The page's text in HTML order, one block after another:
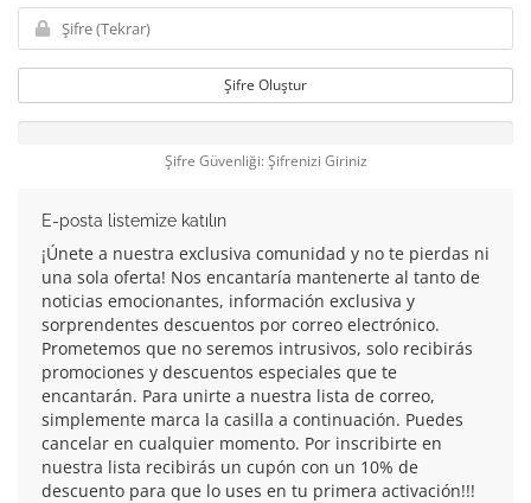
Şifre Oluştur
Şifre Güvenliği: Şifrenizi Giriniz
E-posta listemize katılın
¡Únete a nuestra exclusiva comunidad y no te pierdas ni
una sola oferta! Nos encantaría mantenerte al tanto de
noticias emocionantes, información exclusiva y
sorprendentes descuentos por correo electrónico.
Prometemos que no seremos intrusivos, solo recibirás
promociones y descuentos especiales que te
encantarán. Para unirte a nuestra lista de correo,
simplemente marca la casilla a continuación. Puedes
cancelar en cualquier momento. Por inscribirte en
nuestra lista recibirás un cupón con un 10% de
descuento para que lo uses en tu primera activación!!!